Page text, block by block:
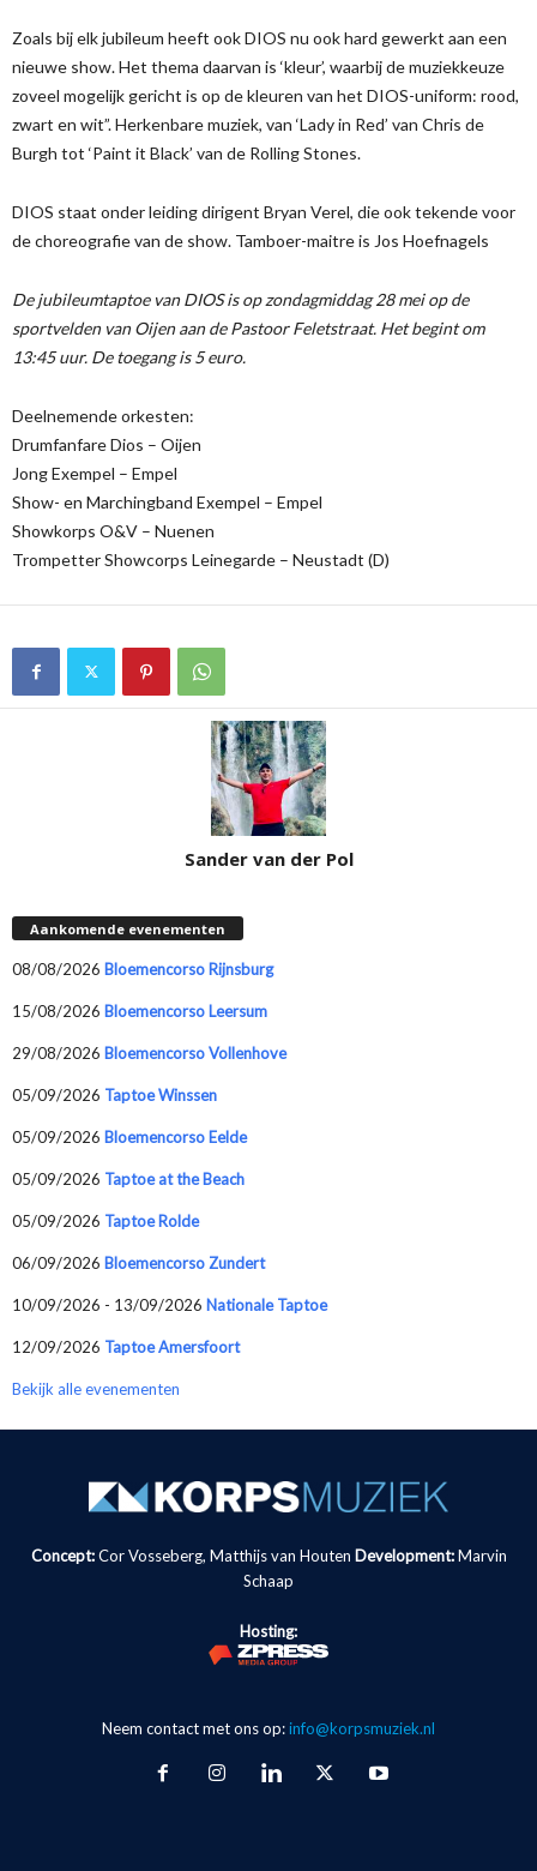
Zoals bij elk jubileum heeft ook DIOS nu ook hard gewerkt aan een
nieuwe show. Het thema daarvan is ‘kleur’, waarbij de muziekkeuze
zoveel mogelijk gericht is op de kleuren van het DIOS-uniform: rood,
zwart en wit”. Herkenbare muziek, van ‘Lady in Red’ van Chris de
Burgh tot ‘Paint it Black’ van de Rolling Stones.
DIOS staat onder leiding dirigent Bryan Verel, die ook tekende voor
de choreografie van de show. Tamboer-maitre is Jos Hoefnagels
De jubileumtaptoe van DIOS is op zondagmiddag 28 mei op de
sportvelden van Oijen aan de Pastoor Feletstraat. Het begint om
13:45 uur. De toegang is 5 euro.
Deelnemende orkesten:
Drumfanfare Dios – Oijen
Jong Exempel – Empel
Show- en Marchingband Exempel – Empel
Showkorps O&V – Nuenen
Trompetter Showcorps Leinegarde – Neustadt (D)
Sander van der Pol
Aankomende evenementen
08/08/2026 Bloemencorso Rijnsburg
15/08/2026 Bloemencorso Leersum
29/08/2026 Bloemencorso Vollenhove
05/09/2026 Taptoe Winssen
05/09/2026 Bloemencorso Eelde
05/09/2026 Taptoe at the Beach
05/09/2026 Taptoe Rolde
06/09/2026 Bloemencorso Zundert
10/09/2026 - 13/09/2026 Nationale Taptoe
12/09/2026 Taptoe Amersfoort
Bekijk alle evenementen
Concept:Cor Vosseberg, Matthijs van Houten Development: Marvin
Schaap
Hosting:
Neem contact met ons op:info@korpsmuziek.nl